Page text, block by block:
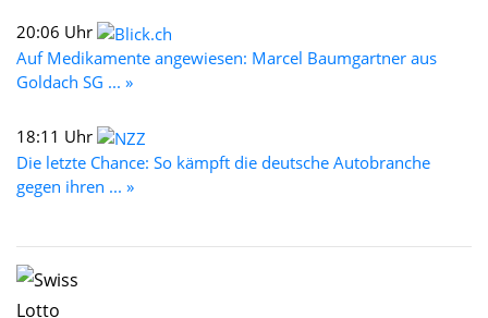
20:06 Uhr
Auf Medikamente angewiesen: Marcel Baumgartner aus
Goldach SG ... »
18:11 Uhr
Die letzte Chance: So kämpft die deutsche Autobranche
gegen ihren ... »